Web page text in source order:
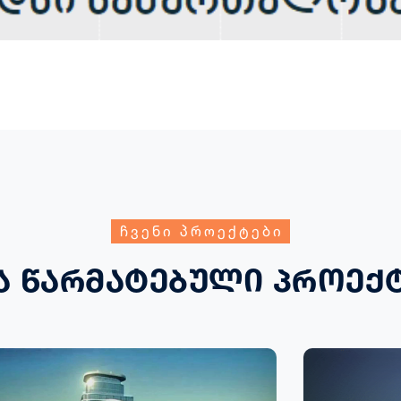
ჩვენი პროექტები
წარმატებული